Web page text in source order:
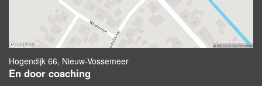
Hogendijk 66, Nieuw-Vossemeer
En door coaching